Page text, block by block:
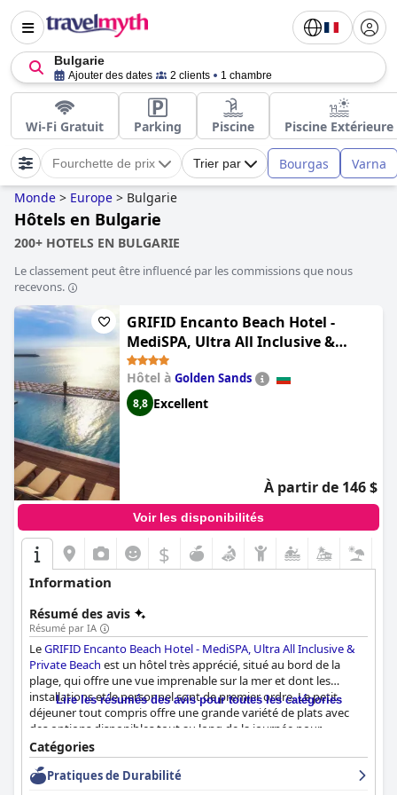
Bulgarie
Ajouter des dates 2 clients 1 chambre
Wi-Fi Gratuit Parking Piscine Piscine Extérieure
Fourchette de prix Trier par Bourgas Varna
Monde > Europe > Bulgarie
Hôtels en Bulgarie
200+ HOTELS EN BULGARIE
Le classement peut être influencé par les commissions que nous
recevons.
GRIFID Encanto Beach Hotel -
MediSPA, Ultra All Inclusive &
Private Beach
Hôtel à Golden Sands
8,8 Excellent
À partir de 146 $
Voir les disponibilités
$
Information
Résumé des avis
Résumé par IA
LeGRIFID Encanto Beach Hotel - MediSPA, Ultra All Inclusive &
Private Beach est un hôtel très apprécié, situé au bord de la
plage, qui offre une vue imprenable sur la mer et dont les
installations et le personnel sont de premier ordre. Le petit-
déjeuner tout compris offre une grande variété de plats avec
des options disponibles tout au long de la journée pour
répondre aux différentes préférences et besoins. Cependant, le
menu du dîner reçoit des critiques mitigées, certains clients
suggérant des améliorations en termes de diversification du
Lire les résumés des avis pour toutes les catégories
Catégories
Pratiques de Durabilité